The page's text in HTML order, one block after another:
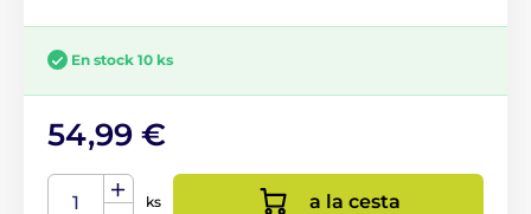
En stock 10 ks
54,99 €
ks a la cesta